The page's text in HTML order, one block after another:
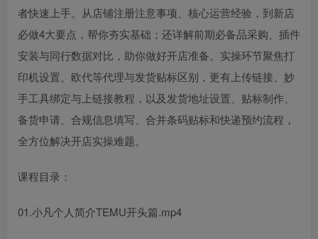
者快速上手。从店铺注册注意事项、核心运营经验，到新店
必做4大要点，帮你夯实基础；还详解前期必备品采购、插件
安装与同行数据对比，助你做好开店准备。实操环节聚焦打
印机设置、欧代等代理与发货贴标区别，更有上传链接、妙
手工具绑定与上链接教程，以及发货地址设置、贴标制作、
备货申请、合规信息填写、合并条码贴标和快递预约流程，
全方位解决开店实操难题。
课程目录：
01.小凡个人简介TEMU开头篇.mp4